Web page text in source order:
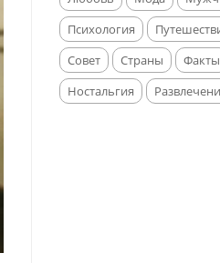
Психология
Совет
Страны Факты
Ностальгия